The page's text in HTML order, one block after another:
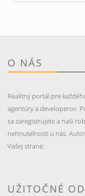
O NÁS
Realitný portál pre
agentúry a developerov.
sa zaregistrujete a naši
nehnuteľnosti u nás.
Vašej strane.
UŽITOČNÉ